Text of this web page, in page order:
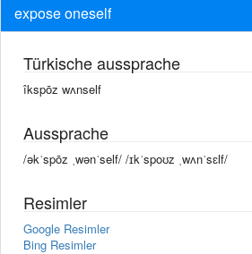
expose oneself
Türkische aussprache
îkspōz wʌnself
Aussprache
/əkˈspōz ˌwənˈself/ /ɪkˈspoʊz ˌwʌnˈsɛlf/
Resimler
Google Resimler
Bing Resimler